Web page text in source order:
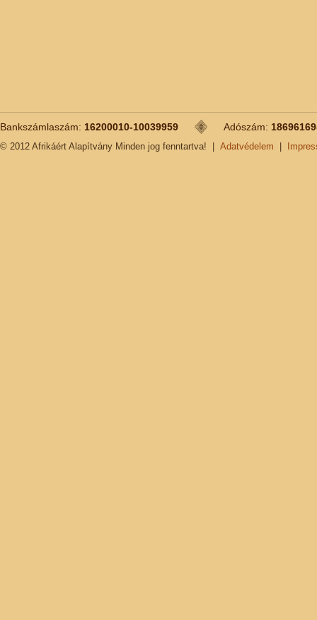
Bankszámlaszám: 16200010-10039959 Adószám:
© 2012 Afrikáért Alapítvány Minden jog fenntartva! Adatvédelem